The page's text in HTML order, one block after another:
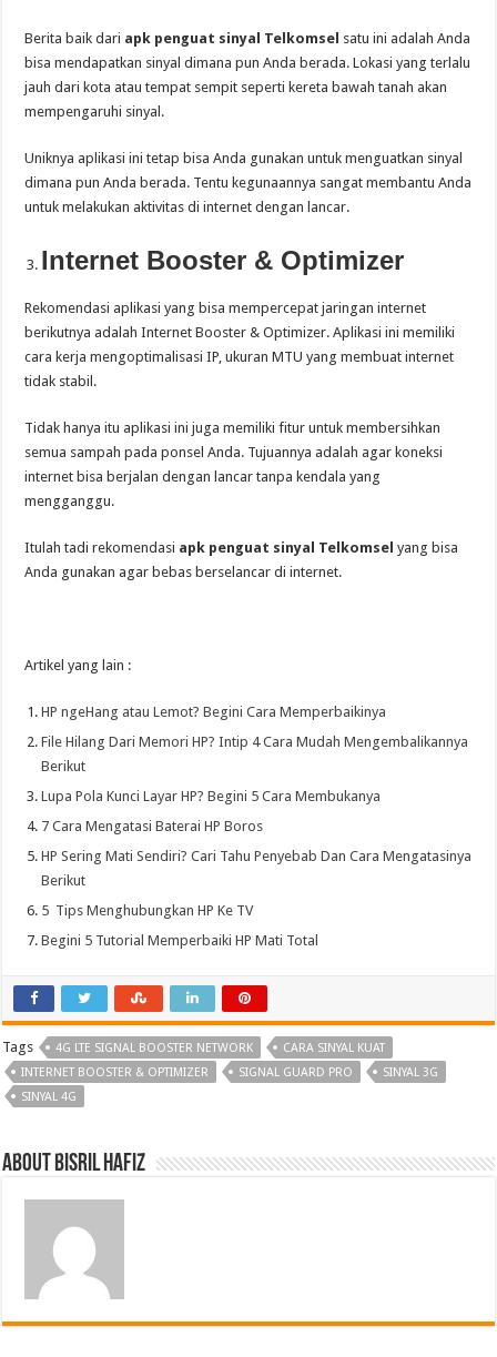
Berita baik dari apk penguat sinyal Telkomsel satu ini adalah Anda
bisa mendapatkan sinyal dimana pun Anda berada. Lokasi yang terlalu
jauh dari kota atau tempat sempit seperti kereta bawah tanah akan
mempengaruhi sinyal.
Uniknya aplikasi ini tetap bisa Anda gunakan untuk menguatkan sinyal
dimana pun Anda berada. Tentu kegunaannya sangat membantu Anda
untuk melakukan aktivitas di internet dengan lancar.
Internet Booster & Optimizer
Rekomendasi aplikasi yang bisa mempercepat jaringan internet
berikutnya adalah Internet Booster & Optimizer. Aplikasi ini memiliki
cara kerja mengoptimalisasi IP, ukuran MTU yang membuat internet
tidak stabil.
Tidak hanya itu aplikasi ini juga memiliki fitur untuk membersihkan
semua sampah pada ponsel Anda. Tujuannya adalah agar koneksi
internet bisa berjalan dengan lancar tanpa kendala yang
mengganggu.
Itulah tadi rekomendasi apk penguat sinyal Telkomselyang bisa
Anda gunakan agar bebas berselancar di internet.
Artikel yang lain :
HP ngeHang atau Lemot? Begini Cara Memperbaikinya
File Hilang Dari Memori HP? Intip 4 Cara Mudah Mengembalikannya
Berikut
Lupa Pola Kunci Layar HP? Begini 5 Cara Membukanya
7 Cara Mengatasi Baterai HP Boros
HP Sering Mati Sendiri? Cari Tahu Penyebab Dan Cara Mengatasinya
Berikut
5 Tips Menghubungkan HP Ke TV
Begini 5 Tutorial Memperbaiki HP Mati Total
Tags 4G LTE SIGNAL BOOSTER NETWORK
CARA SINYAL KUAT
INTERNET BOOSTER & OPTIMIZER
SIGNAL GUARD PRO
SINYAL 3G
SINYAL 4G
About Bisril Hafiz